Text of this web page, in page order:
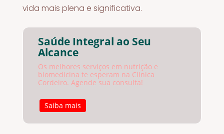
vida mais plena e significativa.
Saúde Integral ao Seu
Alcance
Os melhores serviços em nutrição e
biomedicina te esperam na Clínica
Cordeiro. Agende sua consulta!
Saiba mais